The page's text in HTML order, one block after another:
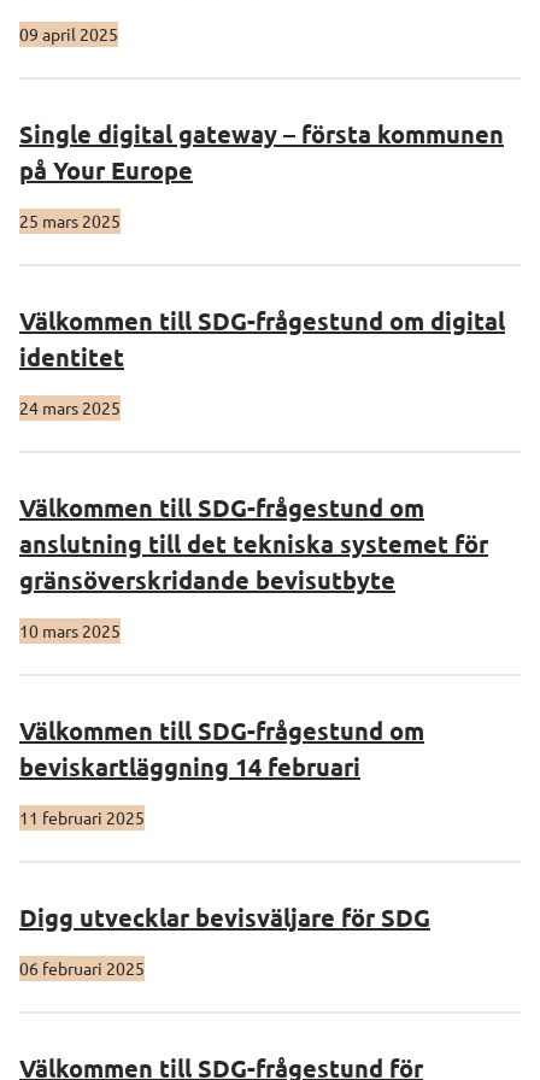
09 april 2025
Single digital gateway – första kommunen
på Your Europe
25 mars 2025
Välkommen till SDG-frågestund om digital
identitet
24 mars 2025
Välkommen till SDG-frågestund om
anslutning till det tekniska systemet för
gränsöverskridande bevisutbyte
10 mars 2025
Välkommen till SDG-frågestund om
beviskartläggning 14 februari
11 februari 2025
Digg utvecklar bevisväljare för SDG
06 februari 2025
Välkommen till SDG-frågestund för